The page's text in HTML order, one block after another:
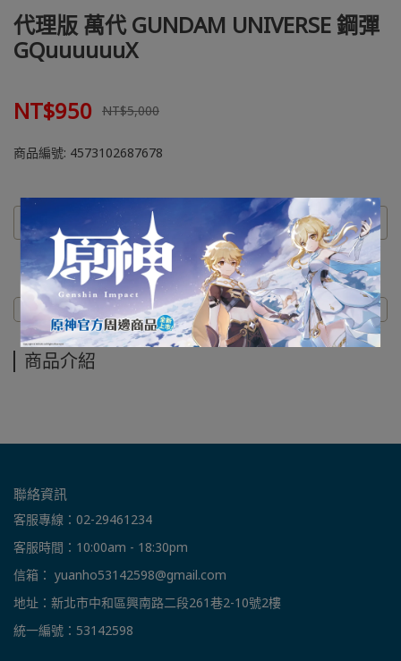
代理版 萬代 GUNDAM UNIVERSE 鋼彈
GQuuuuuuX
NT$950 NT$5,000
商品編號: 4573102687678
商品介紹
商品介紹
聯絡資訊
客服專線：02-29461234
客服時間：10:00am - 18:30pm
信箱： yuanho53142598@gmail.com
地址：新北市中和區興南路二段261巷2-10號2樓
統一編號：53142598